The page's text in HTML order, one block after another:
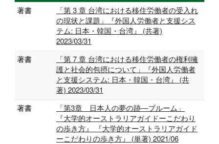
著書
「第 3 章 台湾における移住労働者の受入れ
の現状と課題」『外国人労働者と支援シス
テム: 日本・韓国・台湾』 (共著)
2023/03/31
著書
「第 7 章 台湾における移住労働者の権利擁
護と社会的包摂について」『外国人労働者
と支援システム: 日本・韓国・台湾』 (共
著) 2023/03/31
著書
「第3章 日本人の夢の跡―ブルーム」
『大学的オーストラリアガイドーこだわり
の歩き方』 『大学的オーストラリアガイド
ーこだわりの歩き方』 (単著) 2021/06